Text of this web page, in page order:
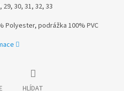
29, 30, 31, 32, 33
Polyester, podrážka 100% PVC
HLÍDAT